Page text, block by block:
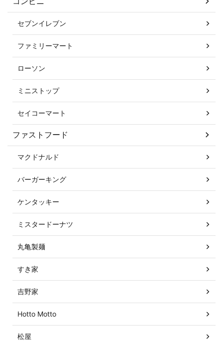
セブンイレブン
ファミリーマート
ローソン
ミニストップ
セイコーマート
ファストフード
マクドナルド
バーガーキング
ケンタッキー
ミスタードーナツ
丸亀製麺
すき家
吉野家
Hotto Motto
松屋